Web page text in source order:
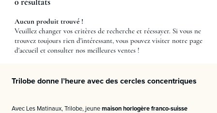
Aucun produit trouvé !
Veuillez changer vos critères de recherche et réessayer. Si vous ne
trouvez toujours rien d'intéressant, vous pouvez visiter notre page
d'accueil et consulter nos meilleures ventes !
Trilobe donne l’heure avec des cercles concentriques
Avec Les Matinaux, Trilobe, jeune maison horlogère franco-suisse